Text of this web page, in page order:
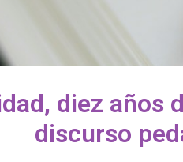
diez años
discurso